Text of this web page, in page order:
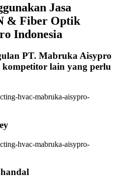
Jasa
& Fiber Optik
Indonesia
PT. Mabruka Aisypro
lain yang perlu